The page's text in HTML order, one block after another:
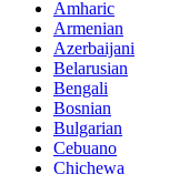
Amharic
Armenian
Azerbaijani
Belarusian
Bengali
Bosnian
Bulgarian
Cebuano
Chichewa